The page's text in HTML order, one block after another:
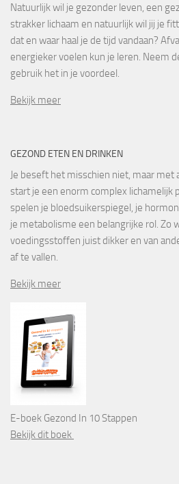
Natuurlijk wil je gezonder leven, een
strakker lichaam en natuurlijk wil jij je
dat en waar haal je de tijd vandaan?
energieker voelen kun je leren. Neem
gebruik het in je voordeel.
Bekijk meer
GEZOND ETEN EN DRINKEN
Je beseft het misschien niet, maar met
start je een enorm complex lichamelijk
spelen je bloedsuikerspiegel, je
je metabolisme een belangrijke rol. Zo
voedingsstoffen juist dikker en van
af te vallen.
Bekijk meer
E-boek Gezond In 10 Stappen
Bekijk dit boek